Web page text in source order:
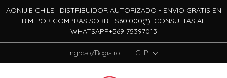
AONIJIE CHILE I DISTRIBUIDOR AUTORIZADO - ENVIO GRATIS EN
R.M POR COMPRAS SOBRE $60.000(*). CONSULTAS AL
WHATSAPP+569 75397013
Ingreso/Registro | CLP